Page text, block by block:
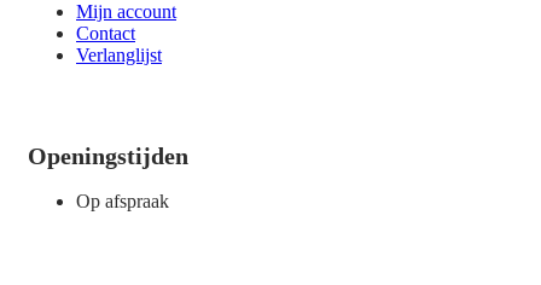
Mijn account
Contact
Verlanglijst
Openingstijden
Op afspraak